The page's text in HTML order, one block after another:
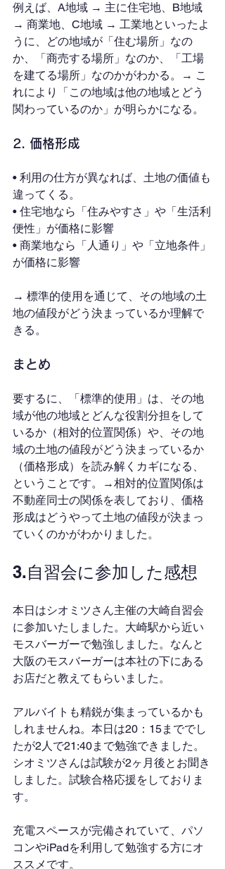
例えば、A地域 → 主に住宅地、B地域
→ 商業地、C地域 → 工業地といったよ
うに、どの地域が「住む場所」なの
か、「商売する場所」なのか、「工場
を建てる場所」なのかがわかる。→ こ
れにより「この地域は他の地域とどう
関わっているのか」が明らかになる。
2. 価格形成
• 利用の仕方が異なれば、土地の価値も
違ってくる。
• 住宅地なら「住みやすさ」や「生活利
便性」が価格に影響
• 商業地なら「人通り」や「立地条件」
が価格に影響
→ 標準的使用を通じて、その地域の土
地の値段がどう決まっているか理解で
きる。
まとめ
要するに、「標準的使用」は、その地
域が他の地域とどんな役割分担をして
いるか（相対的位置関係）や、その地
域の土地の値段がどう決まっているか
（価格形成）を読み解くカギになる、
ということです。→相対的位置関係は
不動産同士の関係を表しており、価格
形成はどうやって土地の値段が決まっ
ていくのかがわかりました。
3.自習会に参加した感想
本日はシオミツさん主催の大崎自習会
に参加いたしました。大崎駅から近い
モスバーガーで勉強しました。なんと
大阪のモスバーガーは本社の下にある
お店だと教えてもらいました。
アルバイトも精鋭が集まっているかも
しれませんね。本日は20：15まででし
たが2人で21:40まで勉強できました。
シオミツさんは試験が2ヶ月後とお聞き
しました。試験合格応援をしておりま
す。
充電スペースが完備されていて、パソ
コンやiPadを利用して勉強する方にオ
ススメです。